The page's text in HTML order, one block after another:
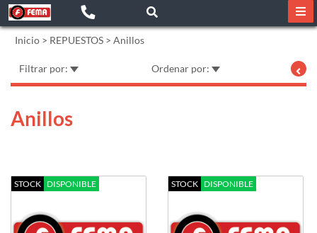
Inicio > REPUESTOS > Anillos
Filtrar por: Ordenar por:
Anillos
STOCK DISPONIBLE STOCK DISPONIBLE